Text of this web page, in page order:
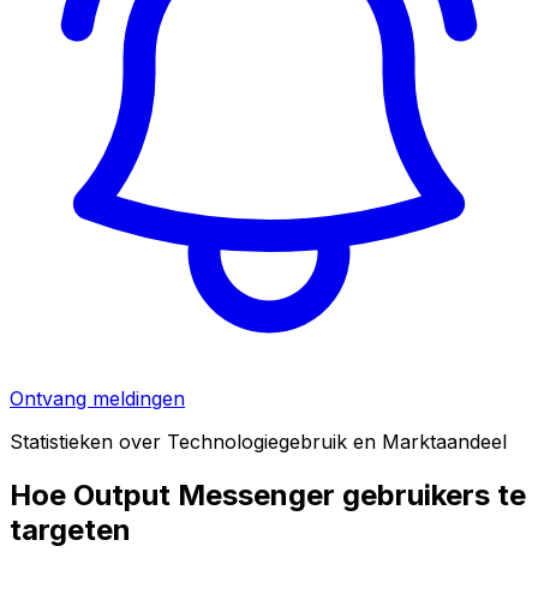
Ontvang meldingen
Statistieken over Technologiegebruik en Marktaandeel
Hoe Output Messenger gebruikers te
targeten